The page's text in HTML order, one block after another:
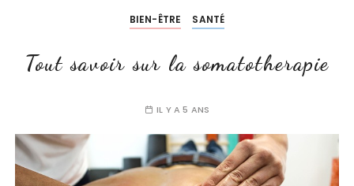
BIEN-ÊTRE SANTÉ
Tout savoir sur la somatotherapie
IL Y A 5 ANS